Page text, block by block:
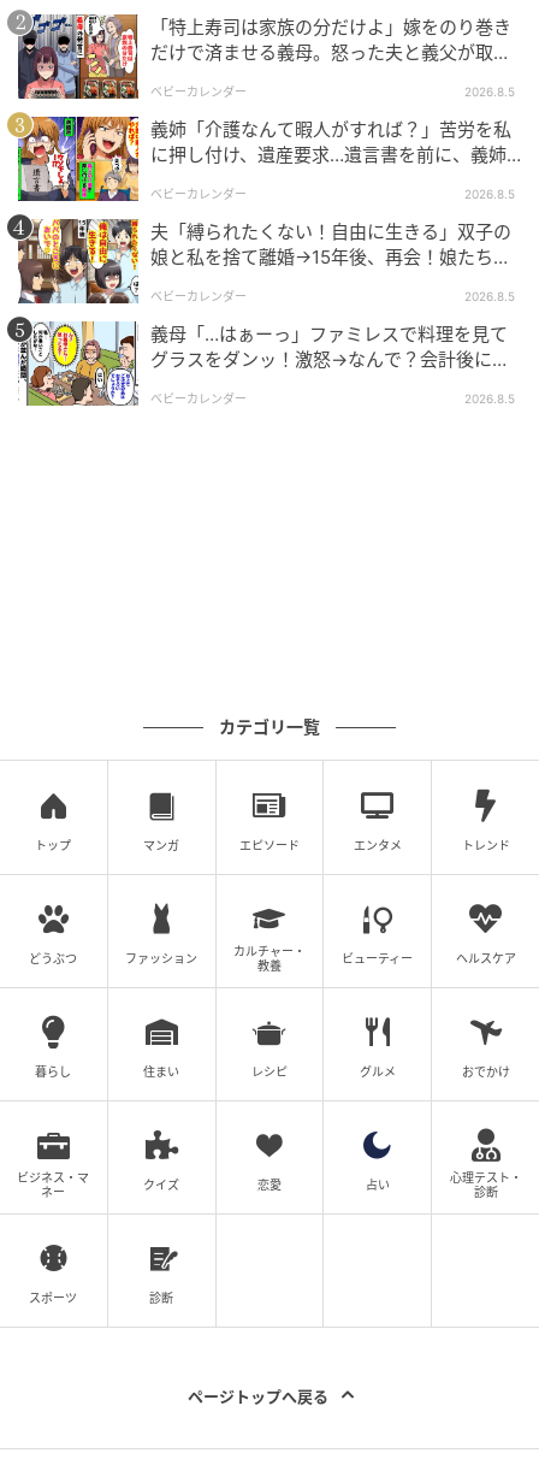
エキサイトニュース
▶次回 【漫画】浮気女は被害妄想だと言うけれど…動
かぬ証拠を突きつける！【半分夫 Vol.87】
【全話読む】半分夫
次の記事
「渾身の授業案がまさかの処分…」教育実習
で直面した指導担当教員の闇【漫画】
の記事をもっとみる
「特上寿司は家族の分だけよ」嫁をのり巻き
だけで済ませる義母。怒った夫と義父が取っ
ベビーカレンダー 2026.8.5
義姉「介護なんて暇人がすれば？」苦労を私
に押し付け、遺産要求…遺言書を前に、義姉
ベビーカレンダー 2026.8.5
夫「縛られたくない！自由に生きる」双子の
娘と私を捨て離婚→15年後、再会！娘たち
ベビーカレンダー 2026.8.5
義母「…はぁーっ」ファミレスで料理を見て
グラスをダンッ！激怒→なんで？会計後に知
ベビーカレンダー 2026.8.5
カテゴリ一覧
トップ マンガ エピソード エンタメ トレンド
どうぶつ ファッション
カルチャー・
教養
ビューティー ヘルスケア
暮らし 住まい レシピ グルメ おでかけ
ビジネス・マ
ネー
クイズ 恋愛 占い
心理テスト・
診断
スポーツ 診断
ページトップへ戻る